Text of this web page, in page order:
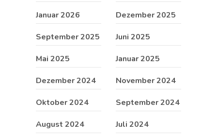
Januar 2026 Dezember 2025
September 2025 Juni 2025
Mai 2025 Januar 2025
Dezember 2024 November 2024
Oktober 2024 September 2024
August 2024 Juli 2024